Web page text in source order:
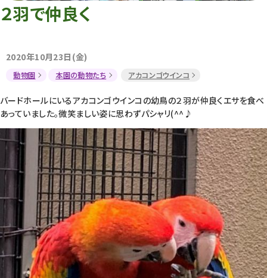
２羽で仲良く
2020年10月23日(金)
動物園 本園の動物たち アカコンゴウインコ
バードホールにいるアカコンゴウインコの幼鳥の２羽が仲良くエサを食べ
あっていました。微笑ましい姿に思わずパシャリ(^^♪